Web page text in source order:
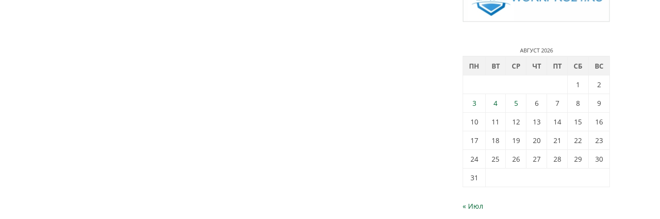
АВГУСТ 2026
ПН ВТ СР ЧТ ПТ СБ
ВС
1
2
3
4 5 6 7 8
9
10
11 12 13 14 15
16
17
18 19 20 21 22
23
24
25 26 27 28 29
30
31
« Июл